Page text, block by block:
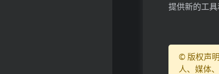
提供新的工具
© 版权声
人、媒体